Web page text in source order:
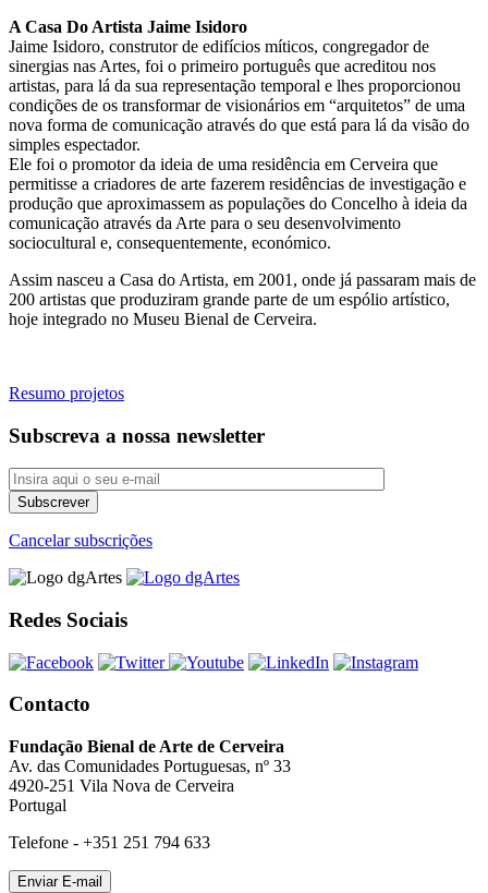
A Casa Do Artista Jaime Isidoro
Jaime Isidoro, construtor de edifícios míticos, congregador de
sinergias nas Artes, foi o primeiro português que acreditou nos
artistas, para lá da sua representação temporal e lhes proporcionou
condições de os transformar de visionários em “arquitetos” de uma
nova forma de comunicação através do que está para lá da visão do
simples espectador.
Ele foi o promotor da ideia de uma residência em Cerveira que
permitisse a criadores de arte fazerem residências de investigação e
produção que aproximassem as populações do Concelho à ideia da
comunicação através da Arte para o seu desenvolvimento
sociocultural e, consequentemente, económico.
Assim nasceu a Casa do Artista, em 2001, onde já passaram mais de
200 artistas que produziram grande parte de um espólio artístico,
hoje integrado no Museu Bienal de Cerveira.
Resumo projetos
Subscreva a nossa newsletter
Cancelar subscrições
Redes Sociais
Contacto
Fundação Bienal de Arte de Cerveira
Av. das Comunidades Portuguesas, nº 33
4920-251 Vila Nova de Cerveira
Portugal
Telefone - +351 251 794 633